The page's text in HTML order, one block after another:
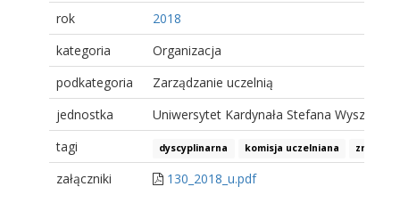
rok
2018
kategoria
Organizacja
podkategoria
Zarządzanie uczelnią
jednostka
Uniwersytet Kardynała Stefana
tagi
dyscyplinarna komisja uczelniana zmiana
załączniki 130_2018_u.pdf